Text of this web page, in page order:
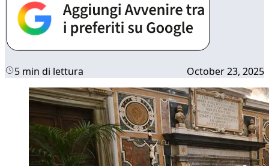
5 min di lettura October 23, 2025